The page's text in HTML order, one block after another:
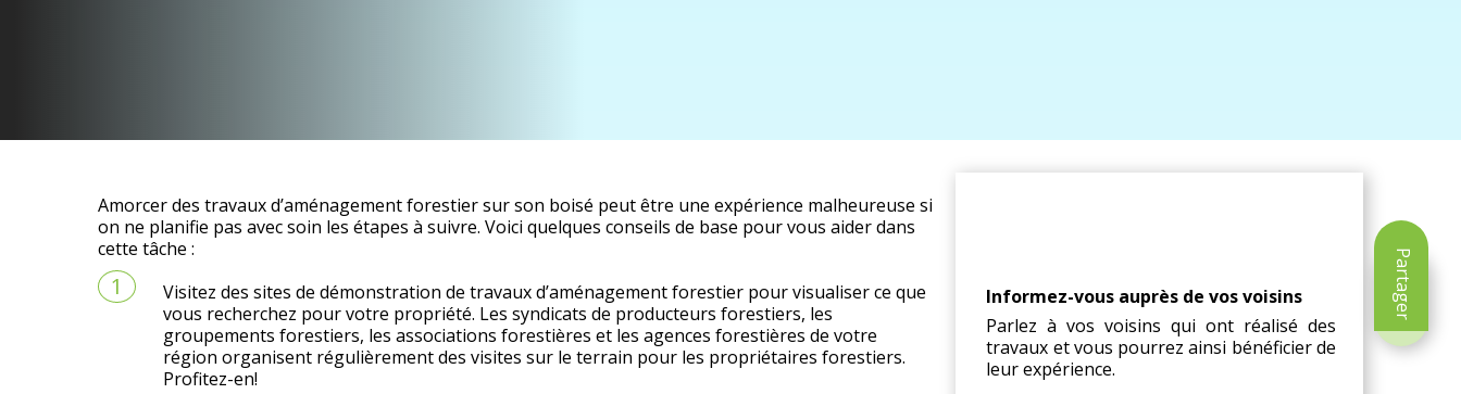
Amorcer des travaux d’aménagement forestier sur son boisé peut être une expérience malheureuse si
on ne planifie pas avec soin les étapes à suivre. Voici quelques conseils de base pour vous aider dans
cette tâche :
Visitez des sites de démonstration de travaux d’aménagement forestier pour visualiser ce que
vous recherchez pour votre propriété. Les syndicats de producteurs forestiers, les
groupements forestiers, les associations forestières et les agences forestières de votre
région organisent régulièrement des visites sur le terrain pour les propriétaires forestiers.
Profitez-en!
Informez-vous auprès de vos voisins
Parlez à vos voisins qui ont réalisé des
travaux et vous pourrez ainsi bénéficier de
leur expérience.
Partager